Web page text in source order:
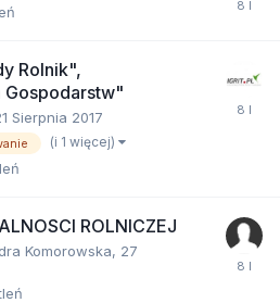
Rolnik",
Gospodarstw"
Sierpnia 2017
(i 1 więcej)
ROLNICZEJ
Komorowska, 27